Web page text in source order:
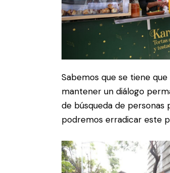
Sabemos que se tiene
mantener un diálogo
de búsqueda de personas
podremos erradicar este